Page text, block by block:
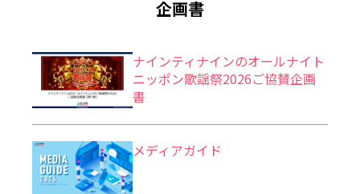
企画書
ナインティナインのオールナイト
ニッポン歌謡祭2026ご協賛企画
書
メディアガイド